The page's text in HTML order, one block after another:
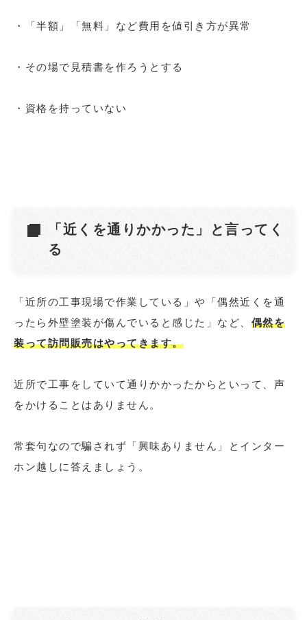
・「半額」「無料」など費用を値引き方が異常
・その場で見積書を作ろうとする
・資格を持っていない
「近くを通りかかった」と言ってく
る
「近所の工事現場で作業している」や「偶然近くを通
ったら外壁塗装が傷んでいると感じた」など、 偶然を
装って訪問販売はやってきます。
近所で工事をしていて通りかかったからといって、声
をかけることはありません。
常套句なので騙されず「興味ありません」とインター
ホン越しに答えましょう。